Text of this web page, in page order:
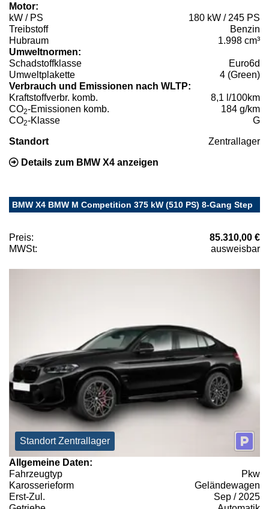
Motor:
kW / PS
180 kW / 245 PS
Treibstoff
Benzin
Hubraum
1.998 cm³
Umweltnormen:
Schadstoffklasse
Euro6d
Umweltplakette
4 (Green)
Verbrauch und Emissionen nach WLTP:
Kraftstoffverbr. komb.
8,1 l/100km
CO2-Emissionen komb.
184 g/km
CO2-Klasse G
Standort Zentrallager
Details zum BMW X4 anzeigen
BMW X4 BMW M Competition 375 kW (510 PS) 8-Gang Step
Preis:
85.310,00 €
MWSt:
ausweisbar
Standort Zentrallager
Allgemeine Daten:
Fahrzeugtyp
Pkw
Karosserieform
Geländewagen
Erst-Zul.
Sep / 2025